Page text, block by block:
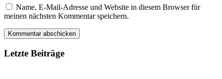
Name, E-Mail-Adresse und Website in diesem Browser für
meinen nächsten Kommentar speichern.
Letzte Beiträge